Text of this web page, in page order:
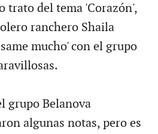
trato del tema 'Corazón',
ranchero Shaila
mucho' con el grupo
grupo Belanova
algunas notas, pero es